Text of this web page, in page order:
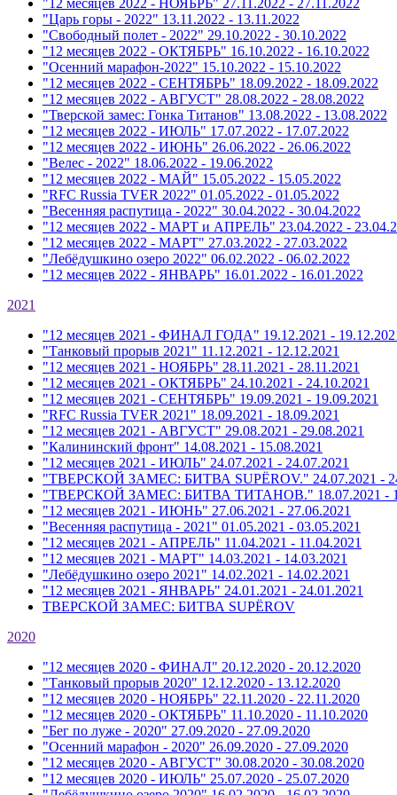
"12 месяцев 2022 - НОЯБРЬ" 27.11.2022 - 27.11.2022
"Царь горы - 2022" 13.11.2022 - 13.11.2022
"Свободный полет - 2022" 29.10.2022 - 30.10.2022
"12 месяцев 2022 - ОКТЯБРЬ" 16.10.2022 - 16.10.2022
"Осенний марафон-2022" 15.10.2022 - 15.10.2022
"12 месяцев 2022 - СЕНТЯБРЬ" 18.09.2022 - 18.09.2022
"12 месяцев 2022 - АВГУСТ" 28.08.2022 - 28.08.2022
"Тверской замес: Гонка Титанов" 13.08.2022 - 13.08.2022
"12 месяцев 2022 - ИЮЛЬ" 17.07.2022 - 17.07.2022
"12 месяцев 2022 - ИЮНЬ" 26.06.2022 - 26.06.2022
"Велес - 2022" 18.06.2022 - 19.06.2022
"12 месяцев 2022 - МАЙ" 15.05.2022 - 15.05.2022
"RFC Russia TVER 2022" 01.05.2022 - 01.05.2022
"Весенняя распутица - 2022" 30.04.2022 - 30.04.2022
"12 месяцев 2022 - МАРТ и АПРЕЛЬ" 23.04.2022 -
"12 месяцев 2022 - МАРТ" 27.03.2022 - 27.03.2022
"Лебёдушкино озеро 2022" 06.02.2022 - 06.02.2022
"12 месяцев 2022 - ЯНВАРЬ" 16.01.2022 - 16.01.2022
2021
"12 месяцев 2021 - ФИНАЛ ГОДА" 19.12.2021 -
"Танковый прорыв 2021" 11.12.2021 - 12.12.2021
"12 месяцев 2021 - НОЯБРЬ" 28.11.2021 - 28.11.2021
"12 месяцев 2021 - ОКТЯБРЬ" 24.10.2021 - 24.10.2021
"12 месяцев 2021 - СЕНТЯБРЬ" 19.09.2021 - 19.09.2021
"RFC Russia TVER 2021" 18.09.2021 - 18.09.2021
"12 месяцев 2021 - АВГУСТ" 29.08.2021 - 29.08.2021
"Калининский фронт" 14.08.2021 - 15.08.2021
"12 месяцев 2021 - ИЮЛЬ" 24.07.2021 - 24.07.2021
"ТВЕРСКОЙ ЗАМЕС: БИТВА SUPЁROV." 24.07.2021 -
"ТВЕРСКОЙ ЗАМЕС: БИТВА ТИТАНОВ." 18.07.2021 -
"12 месяцев 2021 - ИЮНЬ" 27.06.2021 - 27.06.2021
"Весенняя распутица - 2021" 01.05.2021 - 03.05.2021
"12 месяцев 2021 - АПРЕЛЬ" 11.04.2021 - 11.04.2021
"12 месяцев 2021 - МАРТ" 14.03.2021 - 14.03.2021
"Лебёдушкино озеро 2021" 14.02.2021 - 14.02.2021
"12 месяцев 2021 - ЯНВАРЬ" 24.01.2021 - 24.01.2021
ТВЕРСКОЙ ЗАМЕС: БИТВА SUPЁROV
2020
"12 месяцев 2020 - ФИНАЛ" 20.12.2020 - 20.12.2020
"Танковый прорыв 2020" 12.12.2020 - 13.12.2020
"12 месяцев 2020 - НОЯБРЬ" 22.11.2020 - 22.11.2020
"12 месяцев 2020 - ОКТЯБРЬ" 11.10.2020 - 11.10.2020
"Бег по луже - 2020" 27.09.2020 - 27.09.2020
"Осенний марафон - 2020" 26.09.2020 - 27.09.2020
"12 месяцев 2020 - АВГУСТ" 30.08.2020 - 30.08.2020
"12 месяцев 2020 - ИЮЛЬ" 25.07.2020 - 25.07.2020